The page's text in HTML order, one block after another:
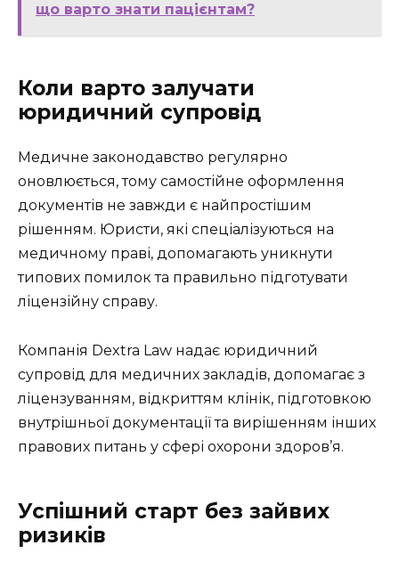
що варто знати пацієнтам?
Коли варто залучати
юридичний супровід
Медичне законодавство регулярно
оновлюється, тому самостійне оформлення
документів не завжди є найпростішим
рішенням. Юристи, які спеціалізуються на
медичному праві, допомагають уникнути
типових помилок та правильно підготувати
ліцензійну справу.
Компанія Dextra Law надає юридичний
супровід для медичних закладів, допомагає з
ліцензуванням, відкриттям клінік, підготовкою
внутрішньої документації та вирішенням інших
правових питань у сфері охорони здоров’я.
Успішний старт без зайвих
ризиків